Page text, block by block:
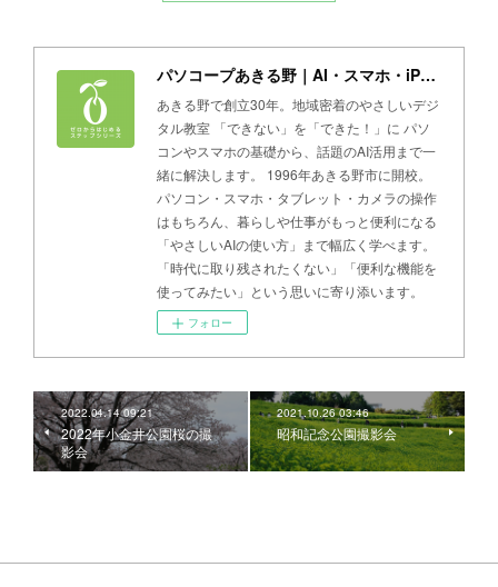
パソコープあきる野｜AI・スマホ・iPad・パソコン教室
あきる野で創立30年。地域密着のやさしいデジ
タル教室 「できない」を「できた！」に パソ
コンやスマホの基礎から、話題のAI活用まで一
緒に解決します。 1996年あきる野市に開校。
パソコン・スマホ・タブレット・カメラの操作
はもちろん、暮らしや仕事がもっと便利になる
「やさしいAIの使い方」まで幅広く学べます。
「時代に取り残されたくない」「便利な機能を
使ってみたい」という思いに寄り添います。
フォロー
2022.04.14 09:21
2022年小金井公園桜の撮
影会
2021.10.26 03:46
昭和記念公園撮影会